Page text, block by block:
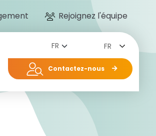
Rejoignez l'équipe
FR
Contactez-nous